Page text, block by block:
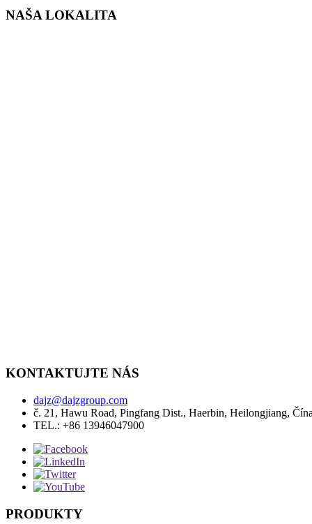
NAŠA LOKALITA
KONTAKTUJTE NÁS
dajz@dajzgroup.com
č. 21, Hawu Road, Pingfang Dist., Haerbin, Heilongjiang,
TEL.: +86 13946047900
PRODUKTY